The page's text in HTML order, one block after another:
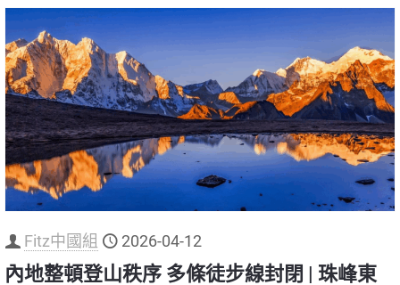
Fitz中國組 2026-04-12
內地整頓登山秩序 多條徒步線封閉 | 珠峰東